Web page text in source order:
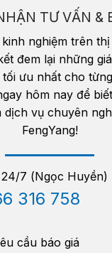
TƯ VẤN &
nghiệm trên
đem lại những
ưu nhất cho
hôm nay để
dịch vụ chuyên
FengYang!
7 (Ngọc Huyền)
316 758
cầu báo giá